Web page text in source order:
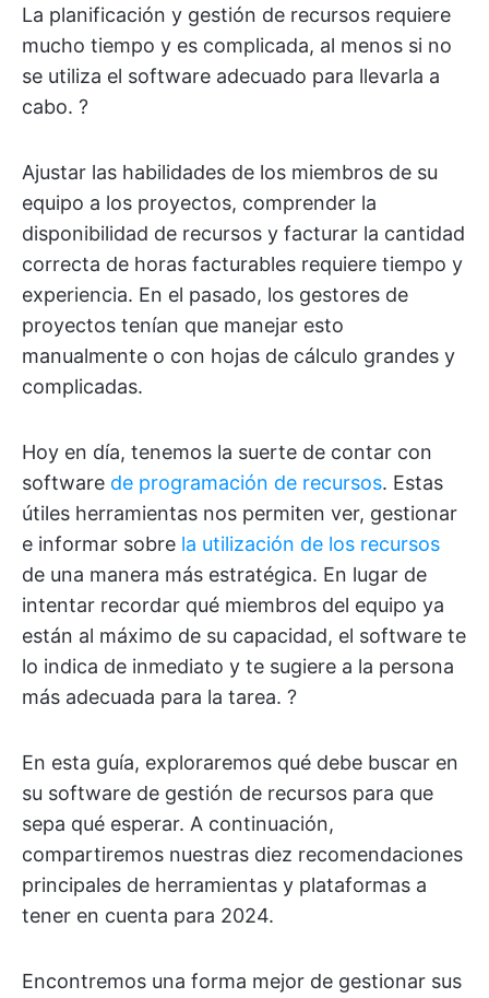
La planificación y gestión de recursos requiere
mucho tiempo y es complicada, al menos si no
se utiliza el software adecuado para llevarla a
cabo. ?
Ajustar las habilidades de los miembros de su
equipo a los proyectos, comprender la
disponibilidad de recursos y facturar la cantidad
correcta de horas facturables requiere tiempo y
experiencia. En el pasado, los gestores de
proyectos tenían que manejar esto
manualmente o con hojas de cálculo grandes y
complicadas.
Hoy en día, tenemos la suerte de contar con
software de programación de recursos. Estas
útiles herramientas nos permiten ver, gestionar
e informar sobre la utilización de los recursos
de una manera más estratégica. En lugar de
intentar recordar qué miembros del equipo ya
están al máximo de su capacidad, el software te
lo indica de inmediato y te sugiere a la persona
más adecuada para la tarea. ?
En esta guía, exploraremos qué debe buscar en
su software de gestión de recursos para que
sepa qué esperar. A continuación,
compartiremos nuestras diez recomendaciones
principales de herramientas y plataformas a
tener en cuenta para 2024.
Encontremos una forma mejor de gestionar sus